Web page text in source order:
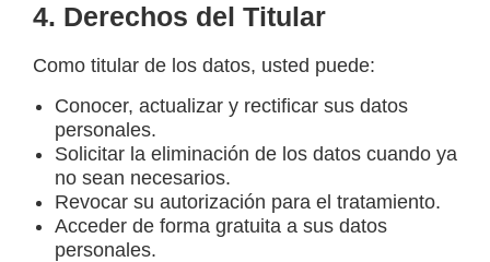
4. Derechos del Titular
Como titular de los datos, usted puede:
Conocer, actualizar y rectificar sus datos
personales.
Solicitar la eliminación de los datos cuando ya
no sean necesarios.
Revocar su autorización para el tratamiento.
Acceder de forma gratuita a sus datos
personales.